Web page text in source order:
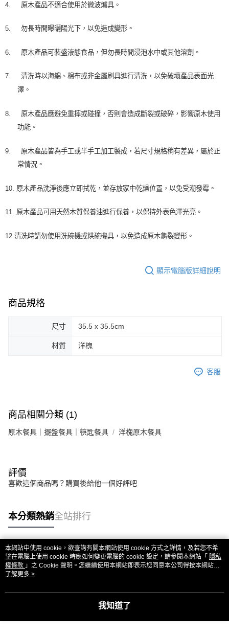
4. 原木產品不適合使用於微波爐具。
5. 勿長時間曝曬陽光下，以免造成變形。
6. 原木產品可裝盛液態食品，但勿長時間浸泡水中或其他溶劑。
7.
清洗時以海綿、棉布或非金屬刷具進行清洗，以免破壞產品表面光
澤。
8.
原木產品應避免重摔或碰撞，否則會造成斷裂或破碎，影響原木使用
功能。
9.
原木產品皆為手工或半手工加工製成，若尺寸規格稍有差異，屬於正
常情況。
10. 原木產品洗淨後應立即拭乾，並存放家中乾燥位置，以免受潮發霉。
11. 原木產品可用天然木質保養油進行保養，以保持外表色澤光亮。
12. 清洗時請勿使用洗碗機或烘碗機具，以免造成原木龜裂變形。
顯示電腦版詳細說明
商品規格
尺寸 35.5 x 35.5cm
材質 洋槐
客服
商品相關分類 (1)
原木餐具｜擺盤餐具｜筷匙餐具 洋槐原木餐具
評價
喜歡這個商品嗎？購買後給他一個好評吧
本分類熱銷全站排行
熱門標籤
本網站中使用 cookie，欲查詢有關本網站使用 cookie 方式之詳情，及若您不希
望在電腦上使用 cookie 時應如何變更電腦的 cookie 設定，請參閱本網站「 隱私
權條款 」之 Cookie 聲明。您繼續使用本網站即表示您同意本公司得按本網站使
用條款之 Cookie 聲明使用 cookie。
了解更多 >
我知道了